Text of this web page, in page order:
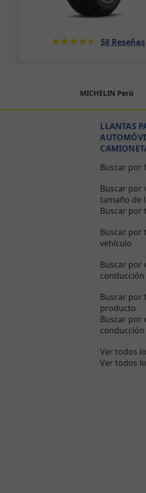
★★★★★
☆☆☆☆☆ 58 Reseñas
MICHELIN Perú
LLANTAS
Buscar por
Buscar por
tamaño de
Buscar por
Buscar por
vehículo
Buscar por
conducción
Buscar por
producto
Buscar por
conducción
Ver todos
Ver todos